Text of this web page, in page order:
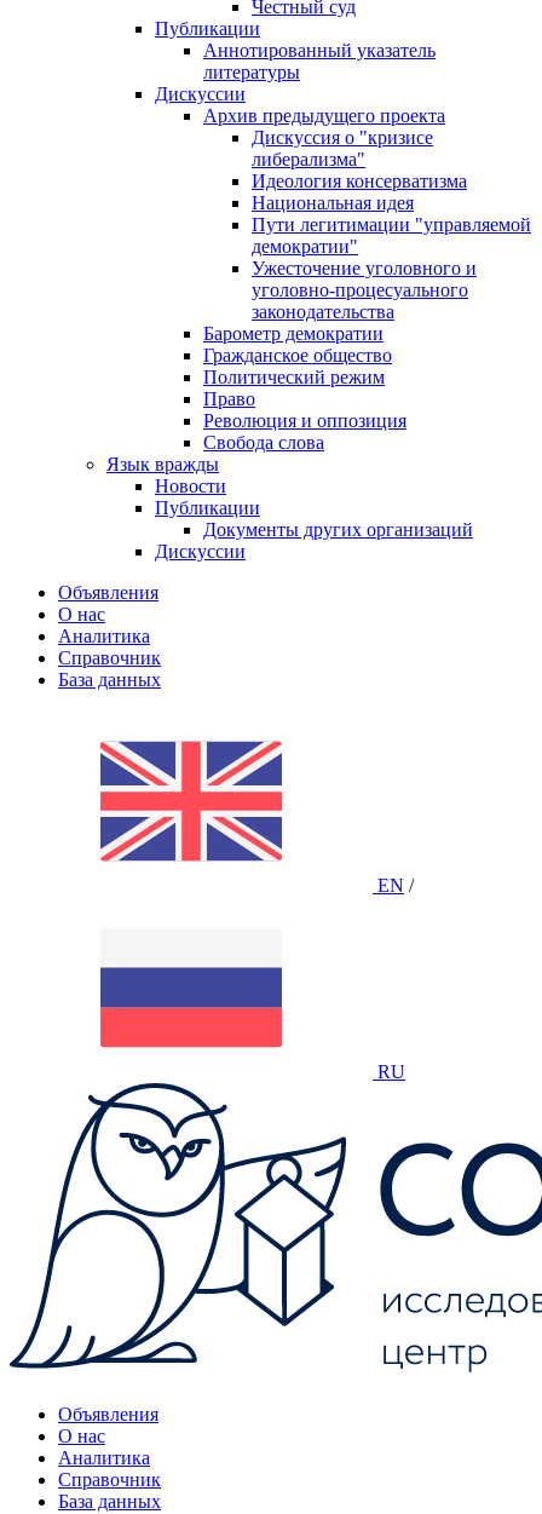
Честный суд
Публикации
Аннотированный указатель
литературы
Дискуссии
Архив предыдущего проекта
Дискуссия о "кризисе
либерализма"
Идеология консерватизма
Национальная идея
Пути легитимации "управляемой
демократии"
Ужесточение уголовного и
уголовно-процесуального
законодательства
Барометр демократии
Гражданское общество
Политический режим
Право
Революция и оппозиция
Свобода слова
Язык вражды
Новости
Публикации
Документы других организаций
Дискуссии
Объявления
О нас
Аналитика
Справочник
База данных
EN /
RU
Объявления
О нас
Аналитика
Справочник
База данных